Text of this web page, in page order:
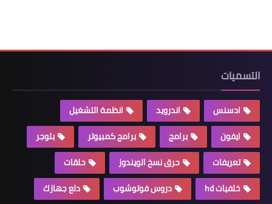
التسميات
ادسنس اندرويد
انظمة التشغيل
ايفون
برامج برامج كمبيوتر
بلوجر
تعريفات
حرق نسخ الويندوز
حلقات
خلفيات hd
دروس فوتوشوب
دلع جهازك